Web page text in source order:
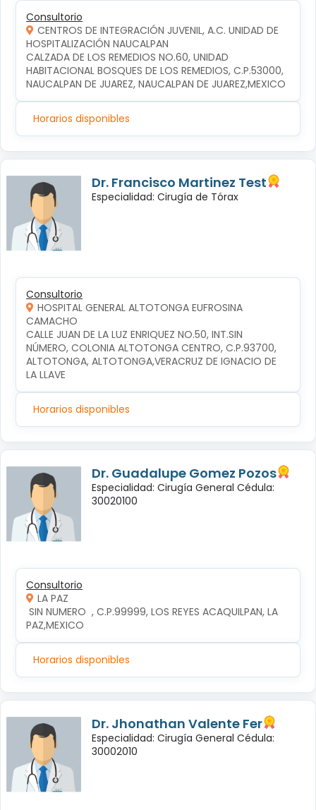
Consultorio
CENTROS DE INTEGRACIÓN JUVENIL, A.C. UNIDAD DE
HOSPITALIZACIÓN NAUCALPAN
CALZADA DE LOS REMEDIOS NO.60, UNIDAD
HABITACIONAL BOSQUES DE LOS REMEDIOS, C.P.53000,
NAUCALPAN DE JUAREZ, NAUCALPAN DE JUAREZ,MEXICO
Horarios disponibles
Dr. Francisco Martinez Test
Especialidad: Cirugía de Tórax
Consultorio
HOSPITAL GENERAL ALTOTONGA EUFROSINA
CAMACHO
CALLE JUAN DE LA LUZ ENRIQUEZ NO.50, INT.SIN
NÚMERO, COLONIA ALTOTONGA CENTRO, C.P.93700,
ALTOTONGA, ALTOTONGA,VERACRUZ DE IGNACIO DE
LA LLAVE
Horarios disponibles
Dr. Guadalupe Gomez Pozos
Especialidad: Cirugía General Cédula:
30020100
Consultorio
LA PAZ
PAZ,MEXICO
Horarios disponibles
Dr. Jhonathan Valente Fer
Especialidad: Cirugía General Cédula:
30002010